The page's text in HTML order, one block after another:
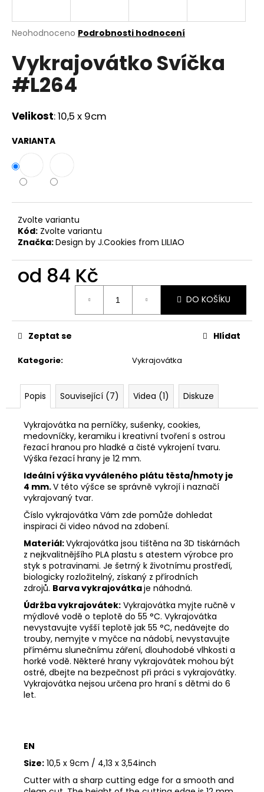
Průměrné
produktu
je
0,0
z
hvězdiček.
Neohodnoceno Podrobnosti hodnocení
Vykrajovátko Svíčka
#L264
Velikost:10,5 x 9cm
VARIANTA
Zvolte variantu
Kód: Zvolte variantu
Značka:Design by J.Cookies from LILIAO
od 84 Kč
DO KOŠÍKU
Kategorie: Vykrajovátka
Zeptat se Hlídat
Popis Související (7) Videa (1) Diskuze
Vykrajovátka na perníčky, sušenky, cookies,
medovníčky, keramiku i kreativní tvoření s ostrou
řezací hranou pro hladké a čisté vykrojení tvaru.
Výška řezací hrany je 12 mm.
Ideální výška vyváleného plátu těsta/hmoty je
4 mm.V této výšce se správně vykrojí i naznačí
vykrajovaný tvar.
Číslo vykrajovátka Vám zde pomůže dohledat
inspiraci či video návod na zdobení.
Materiál:Vykrajovátka jsou tištěna na 3D tiskárnách
z nejkvalitnějšího PLA plastu s atestem výrobce pro
styk s potravinami. Je šetrný k životnímu prostředí,
biologicky rozložitelný, získaný z přírodních
zdrojů. Barva vykrajovátkaje náhodná.
Údržba vykrajovátek: Vykrajovátka myjte ručně v
mýdlové vodě o teplotě do 55 °C. Vykrajovátka
nevystavujte vyšší teplotě jak 55 °C, nedávejte do
trouby, nemyjte v myčce na nádobí, nevystavujte
přímému slunečnímu záření, dlouhodobé vlhkosti a
horké vodě. Některé hrany vykrajovátek mohou být
ostré, dbejte na bezpečnost při práci s vykrajovátky.
Vykrajovátka nejsou určena pro hraní s dětmi do 6
let.
EN
Size: 10,5 x 9cm / 4,13 x 3,54inch
Cutter with a sharp cutting edge for a smooth and
j
t
?
D
o
p
o
č
u
m
e
VYKRAJOVÁTKA
ZVÍŘÁTKA
#1988
25
Kč